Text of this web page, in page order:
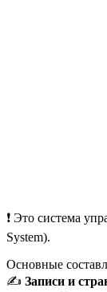
❗ Это система
System).
Основные
✍️ Записи и